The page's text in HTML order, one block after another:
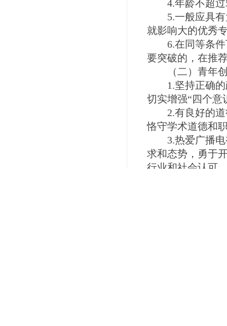
4.年龄不超过
5.一般应具有
就影响大的优秀
6.在同等条件
要突破的，在推
（二）青年创
1.坚持正确的
切实增强“四个意
2.有良好的道
恪守学术道德和
3.热爱广播电
求和态势，勇于
行业和社会认可